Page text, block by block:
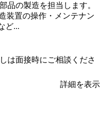
品の製造を担当します。
装置の操作・メンテナン
ど...
は面接時にご相談くださ
詳細を表示